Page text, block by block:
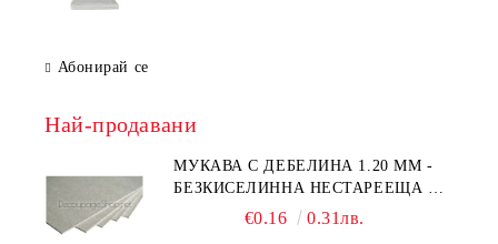
Абонирай се
Най-продавани
МУКАВА С ДЕБЕЛИНА 1.20 MM -
БЕЗКИСЕЛИННА НЕСТАРЕЕЩА А5
- 210 Х 150ММ
€0.16 0.31лв.